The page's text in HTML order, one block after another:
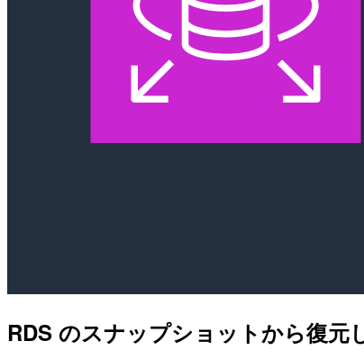
RDS のスナップショットから復